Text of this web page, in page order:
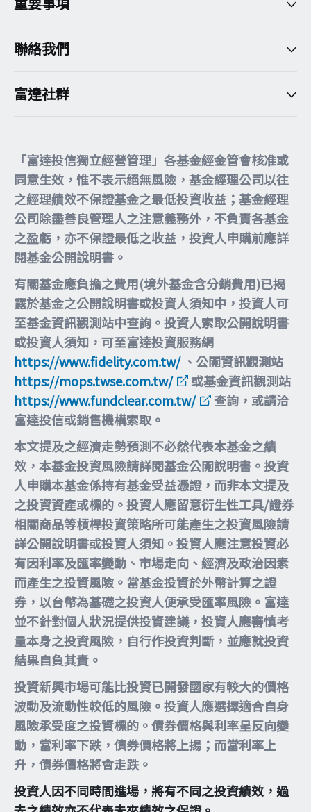
聯絡我們
富達社群
「富達投信獨立經營管理」各基金經金管會核准或
同意生效，惟不表示絕無風險，基金經理公司以往
之經理績效不保證基金之最低投資收益；基金經理
公司除盡善良管理人之注意義務外，不負責各基金
之盈虧，亦不保證最低之收益，投資人申購前應詳
閱基金公開說明書。
有關基金應負擔之費用(境外基金含分銷費用)已揭
露於基金之公開說明書或投資人須知中，投資人可
至基金資訊觀測站中查詢。投資人索取公開說明書
或投資人須知，可至富達投資服務網
https://www.fidelity.com.tw/、公開資訊觀測站
https://mops.twse.com.tw/
或基金資訊觀測站
https://www.fundclear.com.tw/
查詢，或請洽
富達投信或銷售機構索取。
本文提及之經濟走勢預測不必然代表本基金之績
效，本基金投資風險請詳閱基金公開說明書。投資
人申購本基金係持有基金受益憑證，而非本文提及
之投資資產或標的。投資人應留意衍生性工具/證券
相關商品等槓桿投資策略所可能產生之投資風險請
詳公開說明書或投資人須知。投資人應注意投資必
有因利率及匯率變動、市場走向、經濟及政治因素
而產生之投資風險。當基金投資於外幣計算之證
券，以台幣為基礎之投資人便承受匯率風險。富達
並不針對個人狀況提供投資建議，投資人應審慎考
量本身之投資風險，自行作投資判斷，並應就投資
結果自負其責。
投資新興市場可能比投資已開發國家有較大的價格
波動及流動性較低的風險。投資人應選擇適合自身
風險承受度之投資標的。債券價格與利率呈反向變
動，當利率下跌，債券價格將上揚；而當利率上
升，債券價格將會走跌。
投資人因不同時間進場，將有不同之投資績效，過